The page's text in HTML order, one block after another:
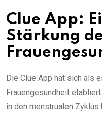
Clue App:
Stärkung
Die Clue App hat sich als
Frauengesundheit
in den menstrualen